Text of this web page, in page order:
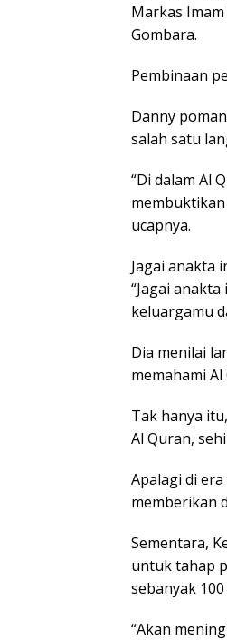
Markas
Gombara.
Pembinaan
Danny
salah satu
“Di dalam Al
ucapnya.
Jagai anakta
“Jagai
keluargamu
Dia menilai
memahami
Tak hanya
Al Quran,
Apalagi di
memberikan
Sementara,
untuk tahap
sebanyak
“Akan